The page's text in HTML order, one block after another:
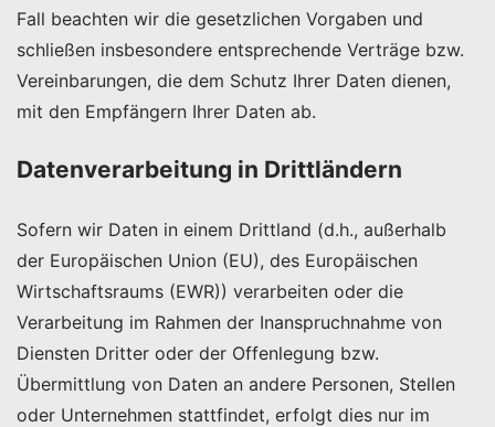
Fall beachten wir die gesetzlichen Vorgaben und
schließen insbesondere entsprechende Verträge bzw.
Vereinbarungen, die dem Schutz Ihrer Daten dienen,
mit den Empfängern Ihrer Daten ab.
Datenverarbeitung in Drittländern
Sofern wir Daten in einem Drittland (d.h., außerhalb
der Europäischen Union (EU), des Europäischen
Wirtschaftsraums (EWR)) verarbeiten oder die
Verarbeitung im Rahmen der Inanspruchnahme von
Diensten Dritter oder der Offenlegung bzw.
Übermittlung von Daten an andere Personen, Stellen
oder Unternehmen stattfindet, erfolgt dies nur im